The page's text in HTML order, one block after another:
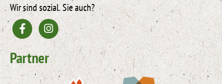
Wir sind sozial. Sie auch?
Partner